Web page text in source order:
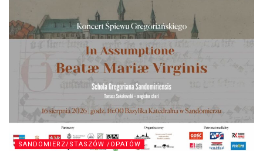
SANDOMIERZ/STASZÓW /OPATÓW